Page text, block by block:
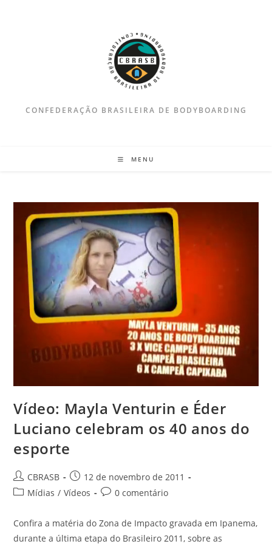
CONFEDERAÇÃO BRASILEIRA DE BODYBOARDING
MENU
Vídeo: Mayla Venturin e Éder
Luciano celebram os 40 anos do
esporte
Autor
do
CBRASB
Post
publicado:
12 de novembro de 2011
Categoria
post:
Mídias / Vídeos
Comentários
post:
0 comentário
Confira a matéria do Zona de Impacto gravada em Ipanema,
durante a última etapa do Brasileiro 2011, sobre as